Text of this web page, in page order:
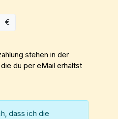
€
stehen in der
du per eMail erhältst
dass ich die